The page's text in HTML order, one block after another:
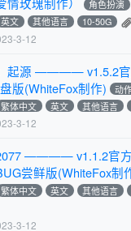
角色扮演
英文 其他语言 10-50G
3-12
起源 ———— v1.5.2官
版(WhiteFox制作)
动
繁体中文 英文 其他语言
3-12
———— v1.1.2官方
尝鲜版(WhiteFox制
繁体中文 英文 其他语言
3-12